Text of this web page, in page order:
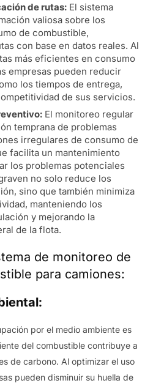
de rutas: El sistema
valiosa sobre los
de combustible,
con base en datos reales. Al
más eficientes en consumo
empresas pueden reducir
los tiempos de entrega,
de sus servicios.
El monitoreo regular
temprana de problemas
irregulares de consumo de
facilita un mantenimiento
los problemas potenciales
no solo reduce los
sino que también minimiza
manteniendo los
y mejorando la
de la flota.
de monitoreo de
para camiones:
por el medio ambiente es
del combustible contribuye a
de carbono. Al optimizar el uso
pueden disminuir su huella de